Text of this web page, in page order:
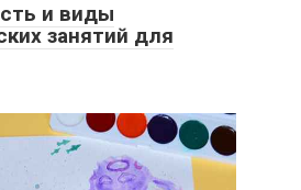
и виды
занятий для